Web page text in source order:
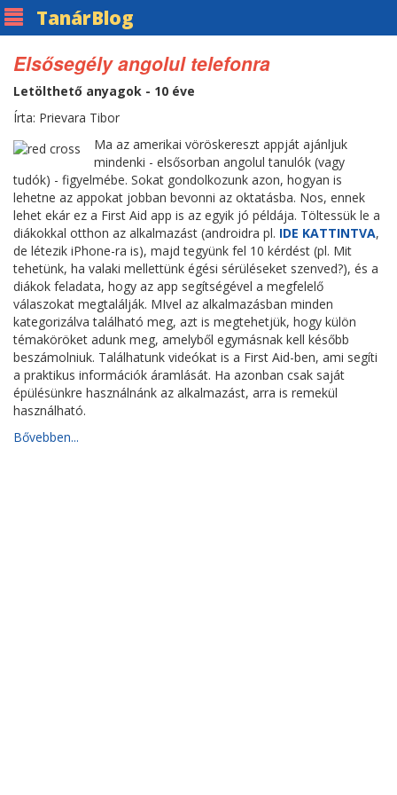
TanárBlog
Elsősegély angolul telefonra
Letölthető anyagok - 10 éve
Írta: Prievara Tibor
Ma az amerikai vöröskereszt appját ajánljuk
mindenki - elsősorban angolul tanulók (vagy
tudók) - figyelmébe. Sokat gondolkozunk azon, hogyan is
lehetne az appokat jobban bevonni az oktatásba. Nos, ennek
lehet ekár ez a First Aid app is az egyik jó példája. Töltessük le a
diákokkal otthon az alkalmazást (androidra pl. IDE KATTINTVA,
de létezik iPhone-ra is), majd tegyünk fel 10 kérdést (pl. Mit
tehetünk, ha valaki mellettünk égési sérüléseket szenved?), és a
diákok feladata, hogy az app segítségével a megfelelő
válaszokat megtalálják. MIvel az alkalmazásban minden
kategorizálva található meg, azt is megtehetjük, hogy külön
témaköröket adunk meg, amelyből egymásnak kell később
beszámolniuk. Találhatunk videókat is a First Aid-ben, ami segíti
a praktikus információk áramlását. Ha azonban csak saját
épülésünkre használnánk az alkalmazást, arra is remekül
használható.
Bővebben...